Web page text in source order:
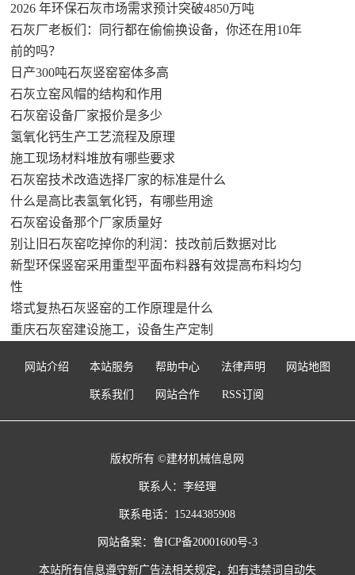
2026 年环保石灰市场需求预计突破4850万吨
石灰厂老板们：同行都在偷偷换设备，你还在用10年
前的吗？
日产300吨石灰竖窑窑体多高
石灰立窑风帽的结构和作用
石灰窑设备厂家报价是多少
氢氧化钙生产工艺流程及原理
施工现场材料堆放有哪些要求
石灰窑技术改造选择厂家的标准是什么
什么是高比表氢氧化钙，有哪些用途
石灰窑设备那个厂家质量好
别让旧石灰窑吃掉你的利润：技改前后数据对比
新型环保竖窑采用重型平面布料器有效提高布料均匀
性
塔式复热石灰竖窑的工作原理是什么
重庆石灰窑建设施工，设备生产定制
网站介绍 本站服务 帮助中心 法律声明 网站地图
联系我们 网站合作 RSS订阅
版权所有 ©建材机械信息网
联系人：李经理
联系电话：15244385908
网站备案： 鲁ICP备20001600号-3
本站所有信息遵守新广告法相关规定，如有违禁词自动失